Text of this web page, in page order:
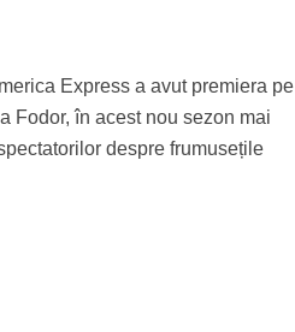
Express a avut premiera pe
Fodor, în acest nou sezon mai
despre frumusețile